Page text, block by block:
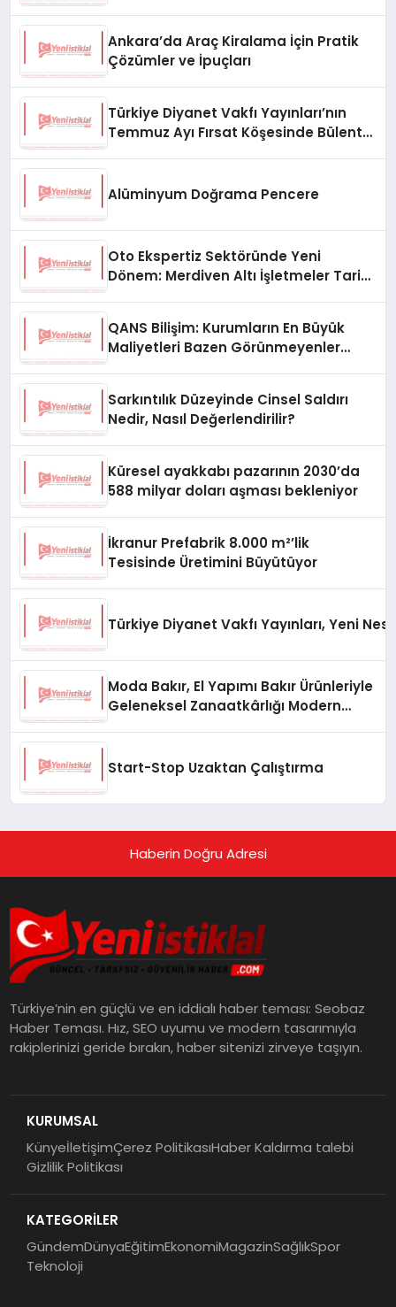
Ankara’da Araç Kiralama İçin Pratik
Çözümler ve İpuçları
Türkiye Diyanet Vakfı Yayınları’nın
Temmuz Ayı Fırsat Köşesinde Bülent
Alüminyum Doğrama Pencere
Oto Ekspertiz Sektöründe Yeni
Dönem: Merdiven Altı İşletmeler Tarih
QANS Bilişim: Kurumların En Büyük
Maliyetleri Bazen Görünmeyenler
Sarkıntılık Düzeyinde Cinsel Saldırı
Nedir, Nasıl Değerlendirilir?
Küresel ayakkabı pazarının 2030’da
588 milyar doları aşması bekleniyor
İkranur Prefabrik 8.000 m²’lik
Tesisinde Üretimini Büyütüyor
Türkiye Diyanet Vakfı Yayınları, Yeni
Moda Bakır, El Yapımı Bakır Ürünleriyle
Geleneksel Zanaatkârlığı Modern
Start-Stop Uzaktan Çalıştırma
Haberin Doğru Adresi
Türkiye’nin en güçlü ve en iddialı haber teması: Seobaz
Haber Teması. Hız, SEO uyumu ve modern tasarımıyla
rakiplerinizi geride bırakın, haber sitenizi zirveye taşıyın.
KURUMSAL
KünyeİletişimÇerez PolitikasıHaber Kaldırma talebi
Gizlilik Politikası
KATEGORİLER
GündemDünyaEğitimEkonomiMagazinSağlıkSpor
Teknoloji